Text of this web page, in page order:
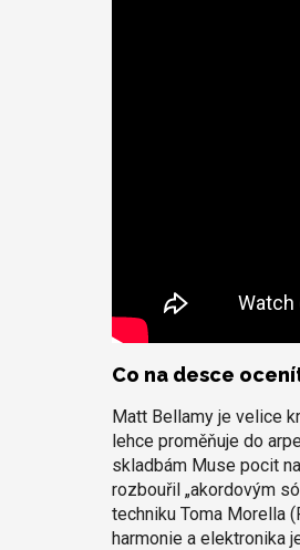
Co na desce
Matt Bellamy je velice
lehce proměňuje do
skladbám Muse pocit
rozbouřil „akordovým
techniku Toma Morella
harmonie a elektronika